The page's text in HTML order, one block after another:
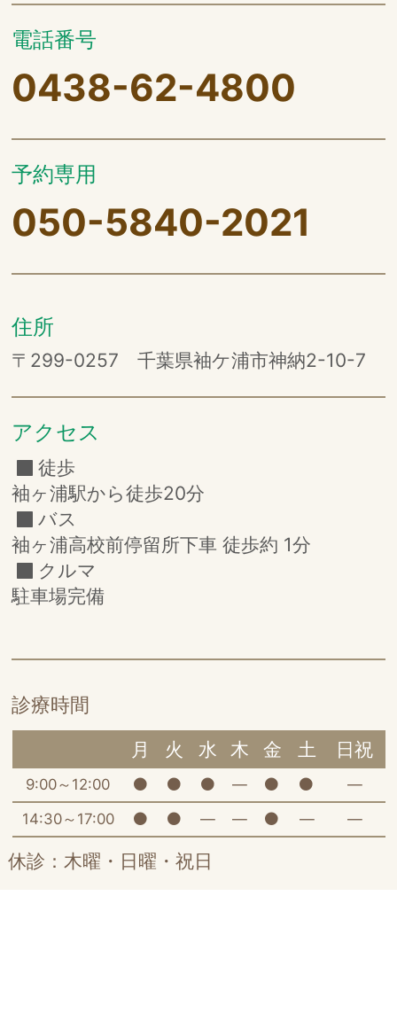
電話番号
0438-62-4800
予約専用
050-5840-2021
住所
〒299-0257 千葉県袖ケ浦市神納2-10-7
アクセス
徒歩
袖ヶ浦駅から徒歩20分
バス
袖ヶ浦高校前停留所下車 徒歩約 1分
クルマ
駐車場完備
診療時間
月 火 水 木 金 土 日祝
9:00～12:00 ―
―
14:30～17:00
― ― ― ―
休診：木曜・日曜・祝日